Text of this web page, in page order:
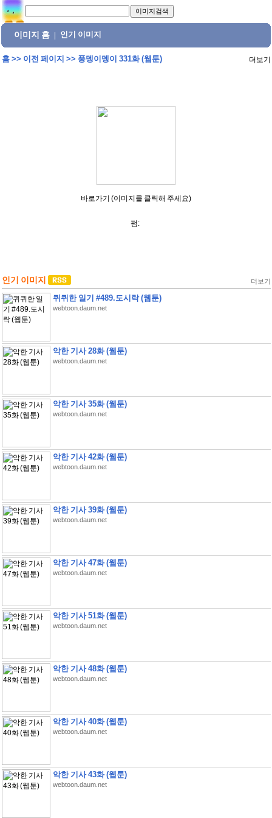
이미지 홈 인기 이미지
홈>> 이전 페이지 >> 풍뎅이뎅이 331화 (웹툰) 더보기
바로가기 (이미지를 클릭해 주세요)
펌:
인기 이미지 더보기
퀴퀴한 일기 #489.도시락 (웹툰)
webtoon.daum.net
악한 기사 28화 (웹툰)
webtoon.daum.net
악한 기사 35화 (웹툰)
webtoon.daum.net
악한 기사 42화 (웹툰)
webtoon.daum.net
악한 기사 39화 (웹툰)
webtoon.daum.net
악한 기사 47화 (웹툰)
webtoon.daum.net
악한 기사 51화 (웹툰)
webtoon.daum.net
악한 기사 48화 (웹툰)
webtoon.daum.net
악한 기사 40화 (웹툰)
webtoon.daum.net
악한 기사 43화 (웹툰)
webtoon.daum.net